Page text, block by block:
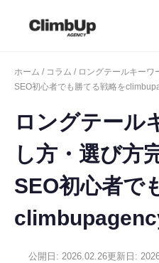
ホーム / コラム / ロングテールキーワ
SEO初心者でも勝てる戦略を
ロングテール
し方・選び方
SEO初心者で
公開日: 2026.02.26更新日: